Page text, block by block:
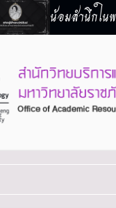
น้อมสำนึกใน